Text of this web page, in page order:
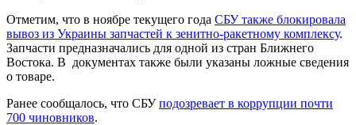
Отметим, что в ноябре текущего года СБУ также блокировала
вывоз из Украины запчастей к зенитно-ракетному комплексу.
Запчасти предназначались для одной из стран Ближнего
Востока. В документах также были указаны ложные сведения
о товаре.
Ранее сообщалось, что СБУподозревает в коррупции почти
700 чиновников.